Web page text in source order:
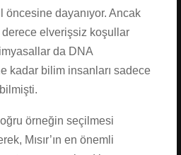
öncesine dayanıyor. Ancak
derece elverişsiz koşullar
da DNA
kadar bilim insanları sadece
örneğin seçilmesi
Mısır’ın en önemli